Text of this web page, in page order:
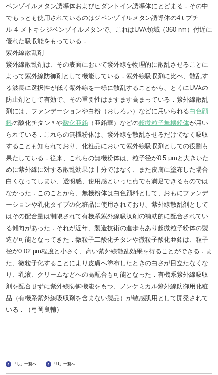
ベンゾイルメタン誘導体およびヒダントイン誘導体にとどまる．その中
でもっとも使用されているのはジベンゾイルメタン誘導体の4-t-ブチ
ル-4'-メトキシジベンゾイルメタンで、これはUVA領域（360 nm）付近に
優れた吸収能をもっている．
紫外線散乱剤
紫外線散乱剤は、その表面において紫外線を物理的に散乱させることに
よって紫外線防御剤として機能している．紫外線吸収剤に比べ、散乱す
る波長に選択性が低く紫外線を一様に散乱することから、とくにUVAの
防止剤として有効で、その重要性はますます高まっている．紫外線散乱
剤には、ファンデーションや白粉（おしろい）などに用いられる白色顔
料の酸化チタン＊や酸化亜鉛（亜鉛華）などの超微粒子無機粉体が用い
られている．これらの無機粉体は、紫外線を散乱させるだけでなく吸収
することも知られており、化粧品において紫外線吸収剤としての役割も
果たしている．従来、これらの無機粉体は、粒子径が0.5 μmと大きいた
めに紫外線に対する散乱効果は十分ではなく、また皮膚に塗布した場合
白くなってしまい、透明感、使用感といった点でも満足できるものでは
なかった．このことから、無機粉体は白色顔料として、おもにファンデ
ーションや乳化タイプの化粧品に使用されており、紫外線散乱剤として
はその配合量は制限されて有機系紫外線吸収剤の補助的に配合されてい
る傾向があった．それが近年、製造技術の進歩もあり超微粒子粉体の製
造が可能となってきた．微粒子二酸化チタンや微粒子酸化亜鉛は、粒子
径が0.02 μm程度と小さく、高い紫外線散乱効果を得ることができる．ま
た、微粒子化することにより皮膚へ塗布したときの白さが目立たなくな
り、乳液、クリームなどへの高配合も可能となった．有機系紫外線吸収
剤を配合せずに紫外線防御機能をもつ、ノンケミカル紫外線防御用化粧
品（有機系紫外線吸収剤を含まない製品）が敏感肌用として開発されて
いる．（弓岡良輔）
「し」一覧へ 「U」一覧へ